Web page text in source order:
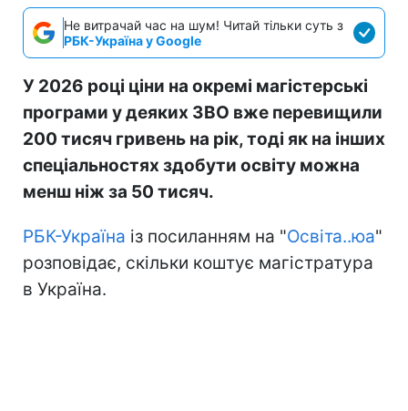
Не витрачай час на шум! Читай тільки суть з
РБК-Україна у Google
У 2026 році ціни на окремі магістерські
програми у деяких ЗВО вже перевищили
200 тисяч гривень на рік, тоді як на інших
спеціальностях здобути освіту можна
менш ніж за 50 тисяч.
РБК-Україна із посиланням на "Освіта..юа"
розповідає, скільки коштує магістратура
в Україна.